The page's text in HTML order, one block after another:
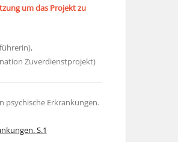
um das Projekt zu
Zuverdienstprojekt)
psychische Erkrankungen.
S.1